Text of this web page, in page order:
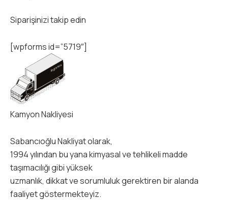
Siparişinizi takip edin
[wpforms id=”5719″]
Kamyon Nakliyesi
Sabancıoğlu Nakliyat olarak,
1994 yılından bu yana kimyasal ve tehlikeli madde
taşımacılığı gibi yüksek
uzmanlık, dikkat ve sorumluluk gerektiren bir alanda
faaliyet göstermekteyiz.